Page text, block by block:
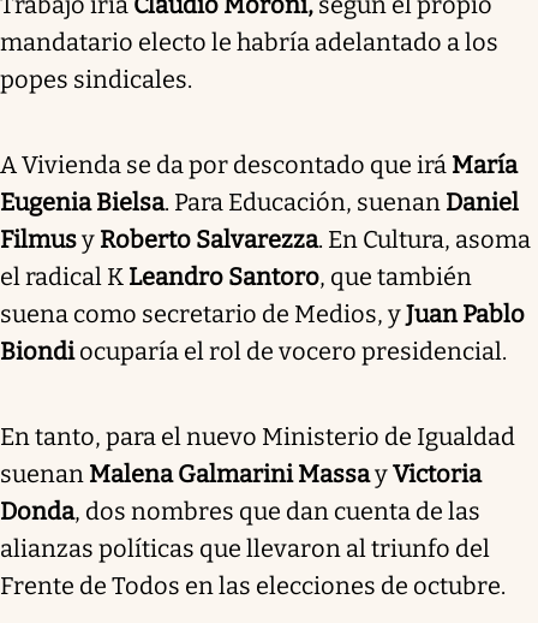
mandatario electo le habría adelantado a los
popes sindicales.
A Vivienda se da por descontado que irá María
Eugenia Bielsa. Para Educación, suenan Daniel
Filmusy Roberto Salvarezza. En Cultura, asoma
el radical K Leandro Santoro, que también
suena como secretario de Medios, yJuan Pablo
Biondiocuparía el rol de vocero presidencial.
En tanto, para el nuevo Ministerio de Igualdad
suenan Malena Galmarini MassayVictoria
Donda, dos nombres que dan cuenta de las
alianzas políticas que llevaron al triunfo del
Frente de Todos en las elecciones de octubre.